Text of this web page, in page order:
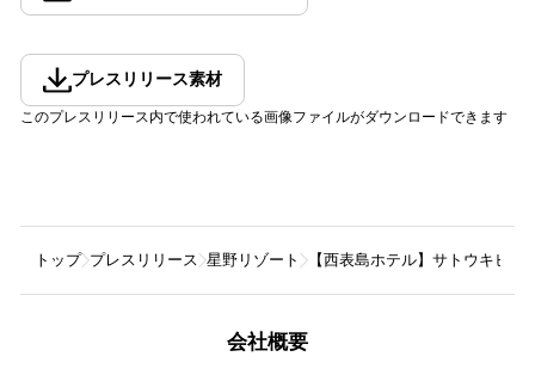
プレスリリース素材
このプレスリリース内で使われている画像ファイルがダウンロードできます
トップ プレスリリース 星野リゾート 【西表島ホテル】サトウキビ
会社概要